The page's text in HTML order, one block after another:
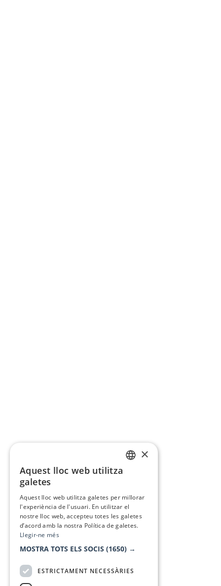
×
Aquest lloc web utilitza
galetes
Aquest lloc web utilitza galetes per millorar
l'experiència de l'usuari. En utilitzar el
nostre lloc web, accepteu totes les galetes
d’acord amb la nostra Política de galetes.
Llegir-ne més
MOSTRA TOTS ELS SOCIS (1650) →
ESTRICTAMENT NECESSÀRIES